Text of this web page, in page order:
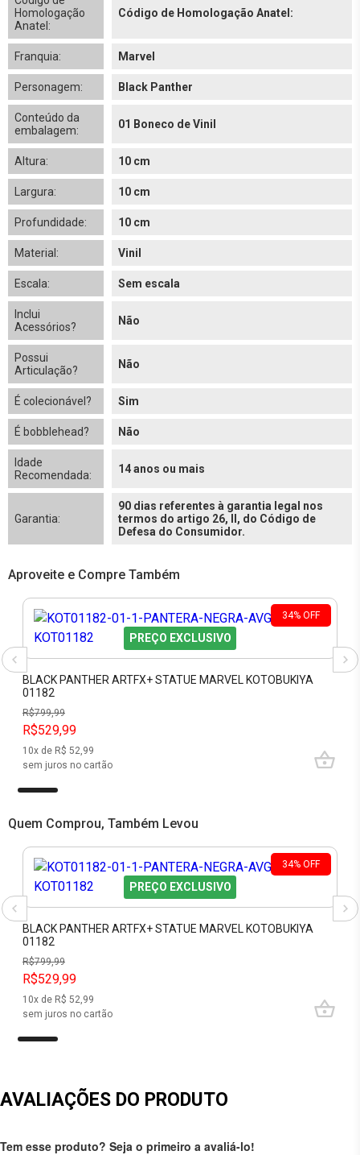
Homologação
Anatel:
Código de Homologação Anatel:
Franquia: Marvel
Personagem: Black Panther
Conteúdo da
embalagem:
01 Boneco de Vinil
Altura: 10 cm
Largura: 10 cm
Profundidade: 10 cm
Material: Vinil
Escala: Sem escala
Inclui
Acessórios?
Não
Possui
Articulação?
Não
É colecionável? Sim
É bobblehead? Não
Idade
Recomendada:
14 anos ou mais
Garantia:
90 dias referentes à garantia legal nos
termos do artigo 26, II, do Código de
Defesa do Consumidor.
Aproveite e Compre Também
34% OFF
PREÇO EXCLUSIVO
BLACK PANTHER ARTFX+ STATUE MARVEL KOTOBUKIYA
01182
R$799,99
R$529,99
10x de R$ 52,99
sem juros no cartão
Quem Comprou, Também Levou
34% OFF
PREÇO EXCLUSIVO
BLACK PANTHER ARTFX+ STATUE MARVEL KOTOBUKIYA
01182
R$799,99
R$529,99
10x de R$ 52,99
sem juros no cartão
AVALIAÇÕES DO PRODUTO
Tem esse produto? Seja o primeiro a avaliá-lo!